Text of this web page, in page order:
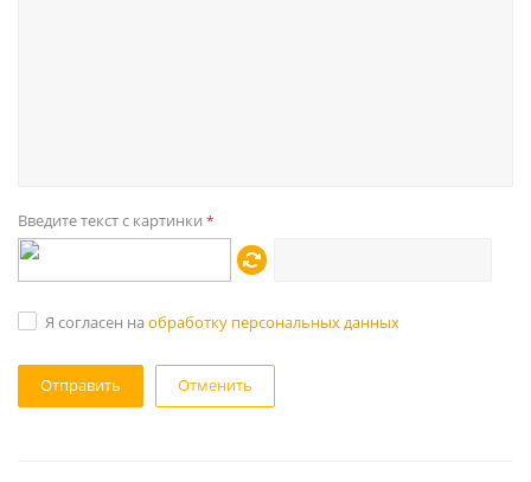
Введите текст с картинки *
Я согласен на обработку персональных данных
Отменить